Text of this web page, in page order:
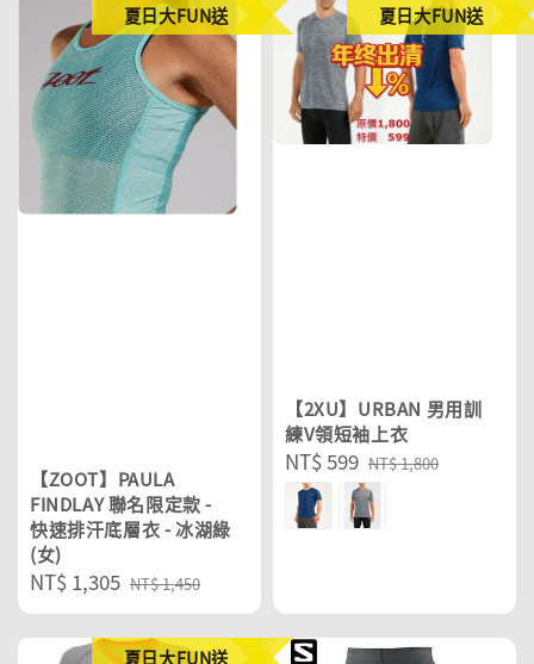
夏日大FUN送
【ZOOT】PAULA
FINDLAY 聯名限定款 -
快速排汗底層衣 - 冰湖綠
(女)
Sale
price
NT$ 1,305 Regular
price
NT$ 1,450
夏日大FUN送
【2XU】URBAN 男用訓
練V領短袖上衣
Sale
price
NT$ 599 Regular
price
NT$ 1,800
夏日大FUN送